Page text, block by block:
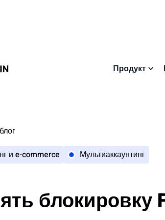
Продукт
и e-commerce
Мультиаккаунтинг